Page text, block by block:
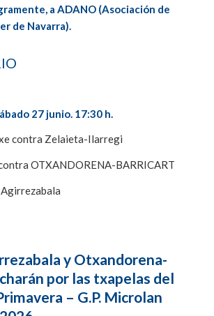
a ADANO (Asociación de
de Navarra).
27 junio. 17:30 h.
contra Zelaieta-Ilarregi
OTXANDORENA-BARRICART
y Otxandorena-
por las txapelas del
– G.P. Microlan